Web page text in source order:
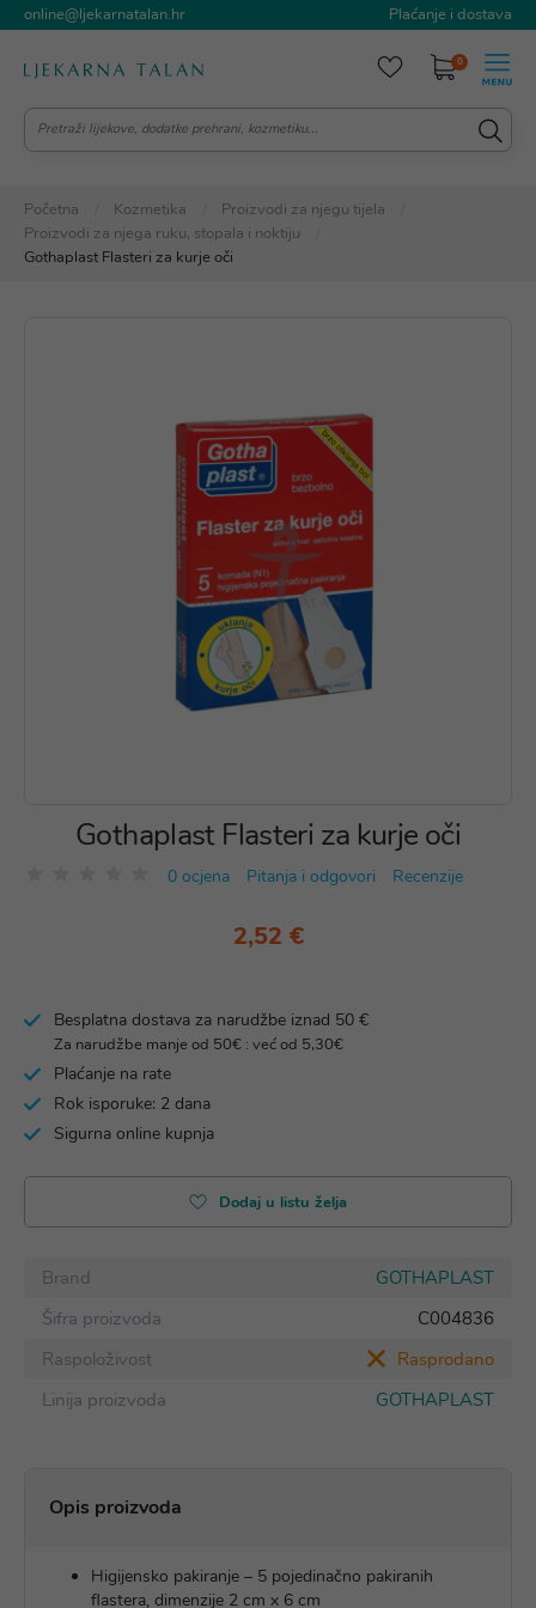
online@ljekarnatalan.hr Plaćanje i dostava
0
Početna Kozmetika
Proizvodi za njegu tijela
Proizvodi za njega ruku, stopala i noktiju
Gothaplast Flasteri za kurje oči
Gothaplast Flasteri za kurje oči
0 ocjena Pitanja i odgovori Recenzije
2,52 €
Besplatna dostava za narudžbe iznad 50 €
Za narudžbe manje od 50€ : već od 5,30€
Plaćanje na rate
Rok isporuke: 2 dana
Sigurna online kupnja
Dodaj u listu želja
Brand
GOTHAPLAST
Šifra proizvoda
C004836
Raspoloživost
Rasprodano
Linija proizvoda
GOTHAPLAST
Opis proizvoda
Higijensko pakiranje – 5 pojedinačno pakiranih
flastera, dimenzije 2 cm x 6 cm